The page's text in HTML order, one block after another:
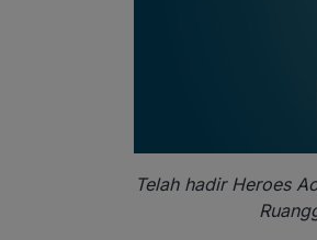
Telah hadir Heroes